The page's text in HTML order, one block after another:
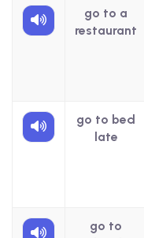
go to a
restaurant
go to bed
late
go to